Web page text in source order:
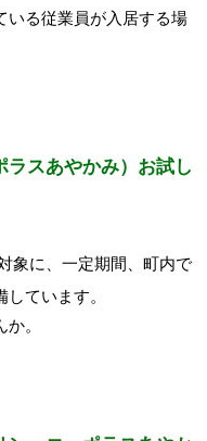
いる従業員が入居する場
スあやかみ）お試し
象に、一定期間、町内で
ています。
。